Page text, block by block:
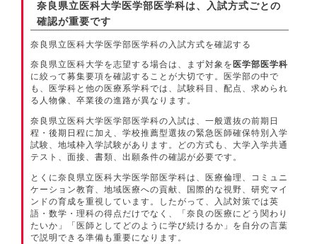
奈良県立医科大学医学部医学科は、入試方式ごとの
確認が重要です
奈良県立医科大学医学部医学科の入試方式を確認する
奈良県立医科大学を志望する場合は、まず対象を 医学部医学科
に絞って募集要項を確認することが大切です。医学部の中で
も、医学科と他の医療系学科では、試験科目、配点、求められ
る人物像、卒業後の進路が異なります。
奈良県立医科大学医学部医学科の入試は、一般選抜の前期日
程・後期日程に加え、学校推薦型選抜の緊急医師確保特別入学
試験、地域枠入学試験があります。どの方式も、大学入学共通
テスト、面接、書類、出願条件の確認が必要です。
とくに奈良県立医科大学医学部医学科は、医療倫理、コミュニ
ケーション教育、地域医療への貢献、国際的な視野、研究マイ
ンドの育成を重視しています。したがって、入試対策では英
語・数学・理科の得点だけでなく、「奈良の医療にどう関わり
たいか」「医師としてどのように学び続けるか」を自分の言葉
で説明できる準備も重要になります。